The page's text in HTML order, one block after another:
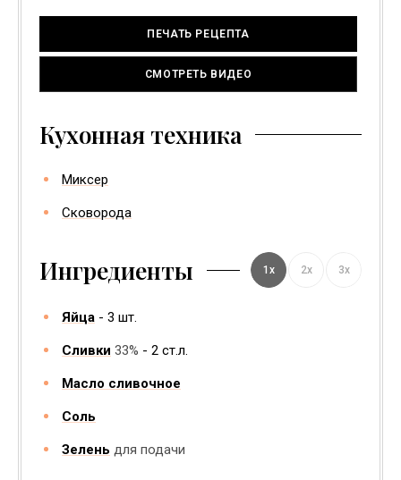
ПЕЧАТЬ РЕЦЕПТА
СМОТРЕТЬ ВИДЕО
Кухонная техника
Миксер
Сковорода
Ингредиенты 1x 2x 3x
Яйца 3 шт.
Сливки 33% 2 ст.л.
Масло сливочное
Соль
Зелень для подачи